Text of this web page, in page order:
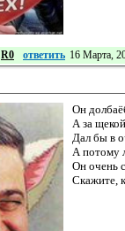
R0 ответить 16 Марта,
Он
А за
Дал бы в
А потому
Он очень
Скажите,